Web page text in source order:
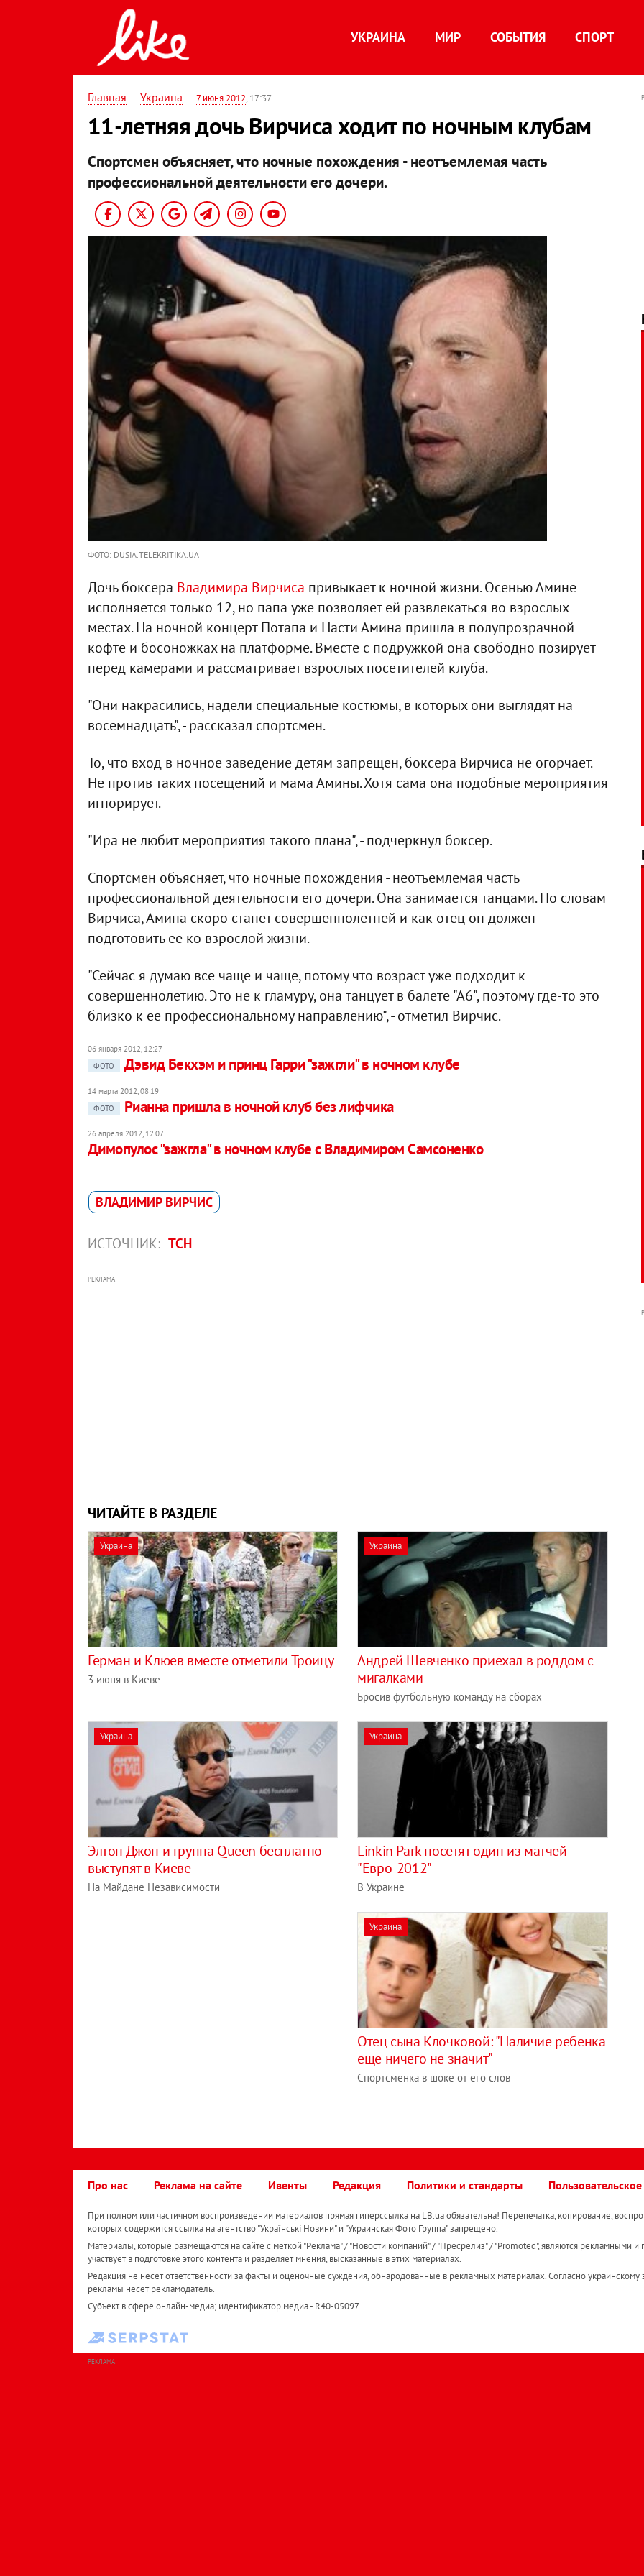
УКРАИНА МИР СОБЫТИЯ СПОРТ
Главная — Украина — 7 июня 2012, 17:37
11-летняя дочь Вирчиса ходит по ночным клубам
Спортсмен объясняет, что ночные похождения - неотъемлемая часть
профессиональной деятельности его дочери.
ФОТО: DUSIA.TELEKRITIKA.UA
Дочь боксера Владимира Вирчиса привыкает к ночной жизни. Осенью Амине
исполняется только 12, но папа уже позволяет ей развлекаться во взрослых
местах. На ночной концерт Потапа и Насти Амина пришла в полупрозрачной
кофте и босоножках на платформе. Вместе с подружкой она свободно позирует
перед камерами и рассматривает взрослых посетителей клуба.
"Они накрасились, надели специальные костюмы, в которых они выглядят на
восемнадцать", - рассказал спортсмен.
То, что вход в ночное заведение детям запрещен, боксера Вирчиса не огорчает.
Не против таких посещений и мама Амины. Хотя сама она подобные мероприятия
игнорирует.
"Ира не любит мероприятия такого плана", - подчеркнул боксер.
Спортсмен объясняет, что ночные похождения - неотъемлемая часть
профессиональной деятельности его дочери. Она занимается танцами. По словам
Вирчиса, Амина скоро станет совершеннолетней и как отец он должен
подготовить ее ко взрослой жизни.
"Сейчас я думаю все чаще и чаще, потому что возраст уже подходит к
совершеннолетию. Это не к гламуру, она танцует в балете "А6", поэтому где-то это
близко к ее профессиональному направлению", - отметил Вирчис.
06 января 2012, 12:27
ФОТО
Дэвид Бекхэм и принц Гарри "зажгли" в ночном клубе
14 марта 2012, 08:19
ФОТО
Рианна пришла в ночной клуб без лифчика
26 апреля 2012, 12:07
Димопулос "зажгла" в ночном клубе с Владимиром Самсоненко
ВЛАДИМИР ВИРЧИС
ИСТОЧНИК: ТСН
РЕКЛАМА
ЧИТАЙТЕ В РАЗДЕЛЕ
Украина
Герман и Клюев вместе отметили Троицу
3 июня в Киеве
Украина
Андрей Шевченко приехал в роддом с
мигалками
Бросив футбольную команду на сборах
Украина
Элтон Джон и группа Queen бесплатно
выступят в Киеве
На Майдане Независимости
Украина
Linkin Park посетят один из матчей
"Евро-2012"
В Украине
Украина
Отец сына Клочковой: "Наличие ребенка
еще ничего не значит"
Спортсменка в шоке от его слов
Про нас Реклама на сайте Ивенты Редакция Политики и стандарты
При полном или частичном воспроизведении материалов прямая гиперссылка на LB.ua обязательна! Перепечатка, копирование,
которых содержится ссылка на агентство "Українськi Новини" и "Украинская Фото Группа" запрещено.
Материалы, которые размещаются на сайте с меткой "Реклама" / "Новости компаний" / "Пресрелиз" / "Promoted", являются рекламными и
участвует в подготовке этого контента и разделяет мнения, высказанные в этих материалах.
Редакция не несет ответственности за факты и оценочные суждения, обнародованные в рекламных материалах. Согласно украинскому
рекламы несет рекламодатель.
Субъект в сфере онлайн-медиа; идентификатор медиа - R40-05097
РЕКЛАМА